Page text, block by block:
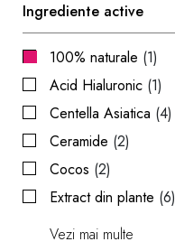
Ingrediente active
100% naturale (1)
Acid Hialuronic (1)
Centella Asiatica (4)
Ceramide (2)
Cocos (2)
Extract din plante (6)
Vezi mai multe